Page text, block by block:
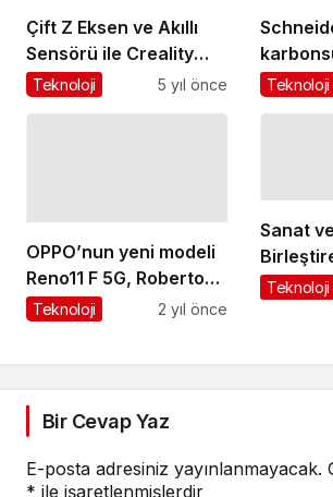
Çift Z Eksen ve Akıllı
Sensörü ile Creality
Sermoon D1, E-Data
Teknoloji 5 yıl önce Teknoloji
OPPO’nun yeni modeli
Reno11 F 5G, Roberto
Carlos’un katıldığı
Teknoloji 2 yıl önce
Sanat
Teknoloji
Bir Cevap Yaz
E-posta adresiniz yayınlanmayacak.
* ile işaretlenmişlerdir